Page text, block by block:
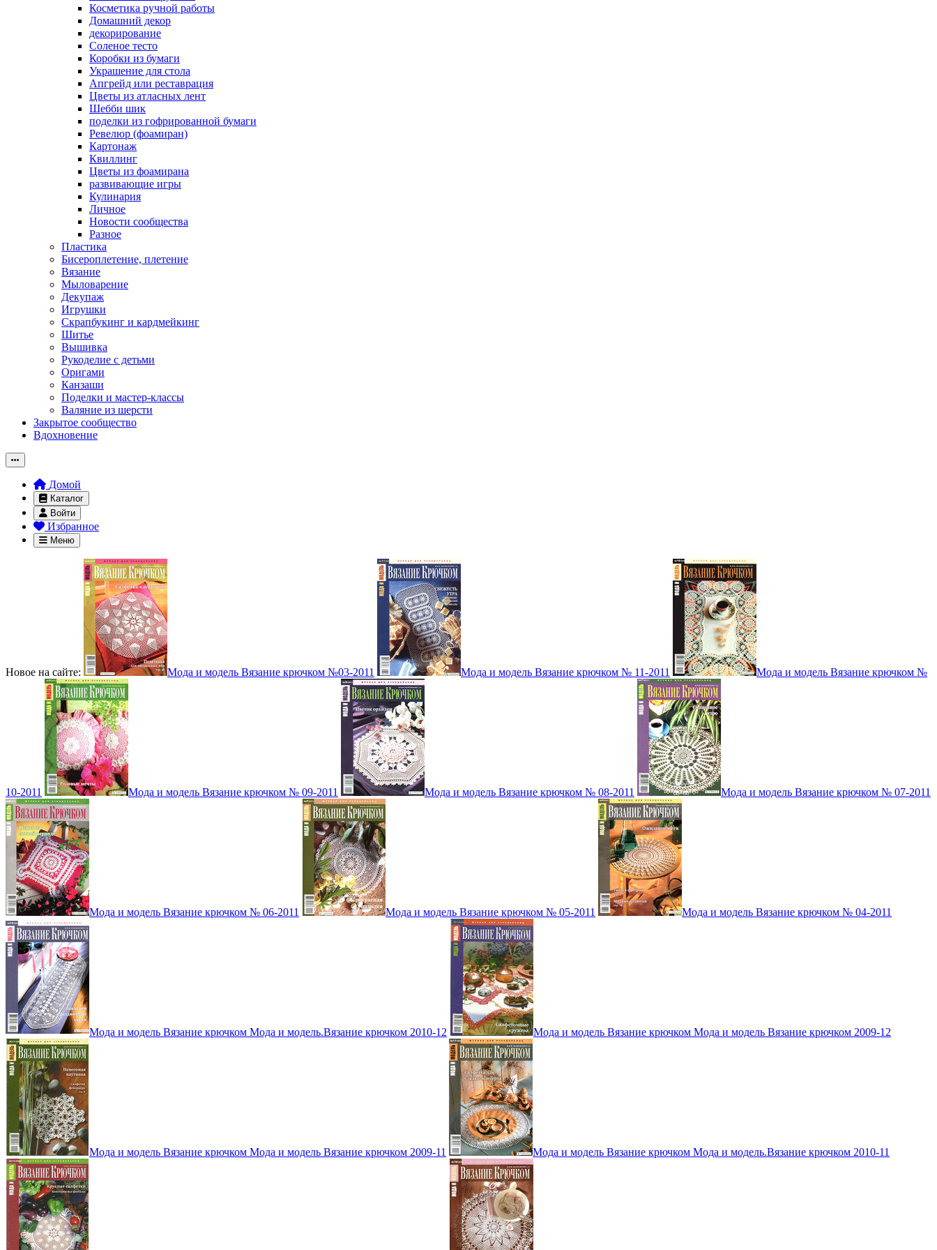
Косметика ручной работы
Домашний декор
декорирование
Соленое тесто
Коробки из бумаги
Украшение для стола
Апгрейд или реставрация
Цветы из атласных лент
Шебби шик
поделки из гофрированной бумаги
Ревелюр (фоамиран)
Картонаж
Квиллинг
Цветы из фоамирана
развивающие игры
Кулинария
Личное
Новости сообщества
Разное
Пластика
Бисероплетение, плетение
Вязание
Мыловарение
Декупаж
Игрушки
Скрапбукинг и кардмейкинг
Шитье
Вышивка
Рукоделие с детьми
Оригами
Канзаши
Поделки и мастер-классы
Валяние из шерсти
Закрытое сообщество
Вдохновение
Домой
Каталог
Войти
Избранное
Меню
Новое на сайте: Мода и модель Вязание крючком №03-2011 Мода и модель Вязание крючком № 11-2011 Мода и модель Вязание крючком №
10-2011 Мода и модель Вязание крючком № 09-2011 Мода и модель Вязание крючком № 08-2011 Мода и модель Вязание крючком № 07-2011
Мода и модель Вязание крючком № 06-2011 Мода и модель Вязание крючком № 05-2011 Мода и модель Вязание крючком № 04-2011
Мода и модель Вязание крючком Мода и модель.Вязание крючком 2010-12 Мода и модель Вязание крючком Мода и модель Вязание крючком 2009-12
Мода и модель Вязание крючком Мода и модель Вязание крючком 2009-11 Мода и модель Вязание крючком Мода и модель.Вязание крючком 2010-11